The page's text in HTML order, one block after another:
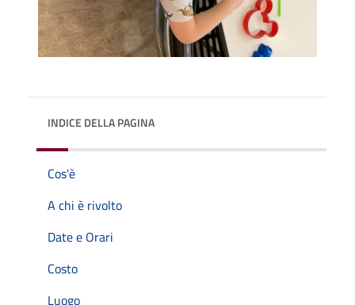
INDICE DELLA PAGINA
Cos'è
A chi è rivolto
Date e Orari
Costo
Luogo